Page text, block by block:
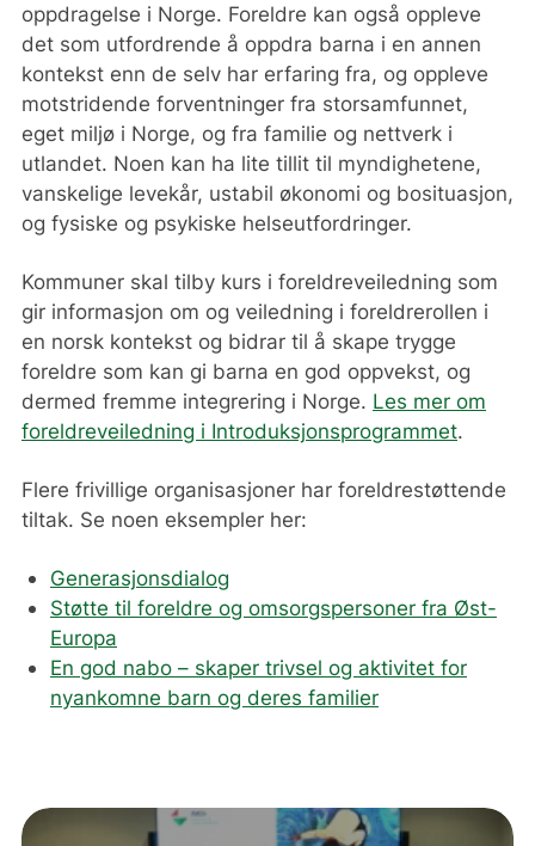
oppdragelse i Norge. Foreldre kan også oppleve
det som utfordrende å oppdra barna i en annen
kontekst enn de selv har erfaring fra, og oppleve
motstridende forventninger fra storsamfunnet,
eget miljø i Norge, og fra familie og nettverk i
utlandet. Noen kan ha lite tillit til myndighetene,
vanskelige levekår, ustabil økonomi og bosituasjon,
og fysiske og psykiske helseutfordringer.
Kommuner skal tilby kurs i foreldreveiledning som
gir informasjon om og veiledning i foreldrerollen i
en norsk kontekst og bidrar til å skape trygge
foreldre som kan gi barna en god oppvekst, og
dermed fremme integrering i Norge. Les mer om
foreldreveiledning i Introduksjonsprogrammet.
Flere frivillige organisasjoner har foreldrestøttende
tiltak. Se noen eksempler her:
Generasjonsdialog
Støtte til foreldre og omsorgspersoner fra Øst-
Europa
En god nabo – skaper trivsel og aktivitet for
nyankomne barn og deres familier